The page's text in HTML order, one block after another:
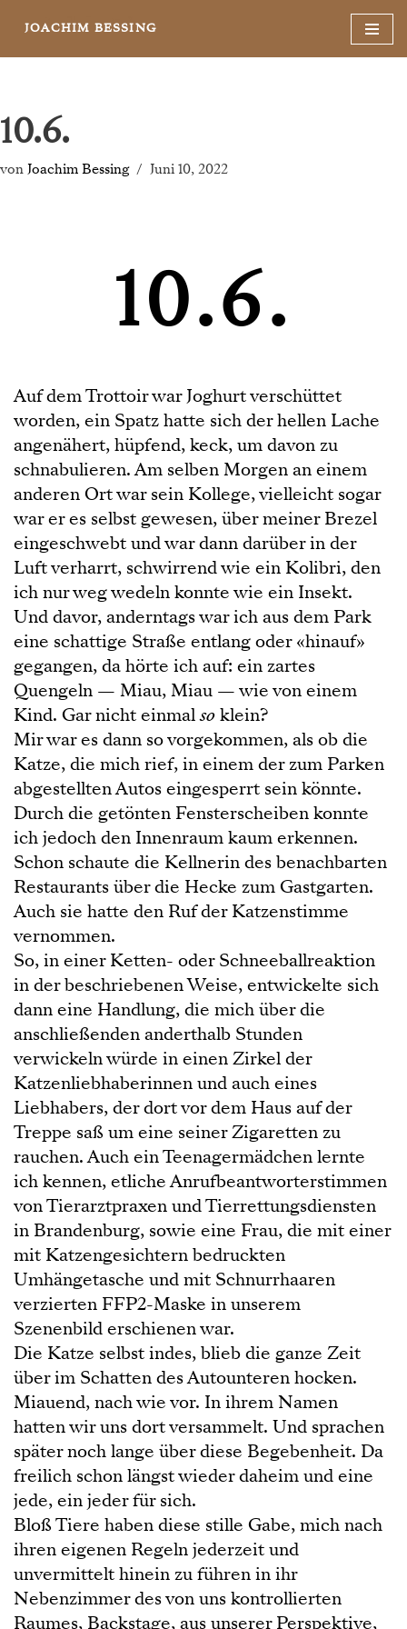
JOACHIM BESSING
10.6.
von Joachim Bessing Juni 10, 2022
10.6.
Auf dem Trottoir war Joghurt verschüttet
worden, ein Spatz hatte sich der hellen Lache
angenähert, hüpfend, keck, um davon zu
schnabulieren. Am selben Morgen an einem
anderen Ort war sein Kollege, vielleicht sogar
war er es selbst gewesen, über meiner Brezel
eingeschwebt und war dann darüber in der
Luft verharrt, schwirrend wie ein Kolibri, den
ich nur weg wedeln konnte wie ein Insekt.
Und davor, anderntags war ich aus dem Park
eine schattige Straße entlang oder «hinauf»
gegangen, da hörte ich auf: ein zartes
Quengeln — Miau, Miau — wie von einem
Kind. Gar nicht einmalsoklein?
Mir war es dann so vorgekommen, als ob die
Katze, die mich rief, in einem der zum Parken
abgestellten Autos eingesperrt sein könnte.
Durch die getönten Fensterscheiben konnte
ich jedoch den Innenraum kaum erkennen.
Schon schaute die Kellnerin des benachbarten
Restaurants über die Hecke zum Gastgarten.
Auch sie hatte den Ruf der Katzenstimme
vernommen.
So, in einer Ketten- oder Schneeballreaktion
in der beschriebenen Weise, entwickelte sich
dann eine Handlung, die mich über die
anschließenden anderthalb Stunden
verwickeln würde in einen Zirkel der
Katzenliebhaberinnen und auch eines
Liebhabers, der dort vor dem Haus auf der
Treppe saß um eine seiner Zigaretten zu
rauchen. Auch ein Teenagermädchen lernte
ich kennen, etliche Anrufbeantworterstimmen
von Tierarztpraxen und Tierrettungsdiensten
in Brandenburg, sowie eine Frau, die mit einer
mit Katzengesichtern bedruckten
Umhängetasche und mit Schnurrhaaren
verzierten FFP2-Maske in unserem
Szenenbild erschienen war.
Die Katze selbst indes, blieb die ganze Zeit
über im Schatten des Autounteren hocken.
Miauend, nach wie vor. In ihrem Namen
hatten wir uns dort versammelt. Und sprachen
später noch lange über diese Begebenheit. Da
freilich schon längst wieder daheim und eine
jede, ein jeder für sich.
Bloß Tiere haben diese stille Gabe, mich nach
ihren eigenen Regeln jederzeit und
unvermittelt hinein zu führen in ihr
Nebenzimmer des von uns kontrollierten
Raumes, Backstage, aus unserer Perspektive,